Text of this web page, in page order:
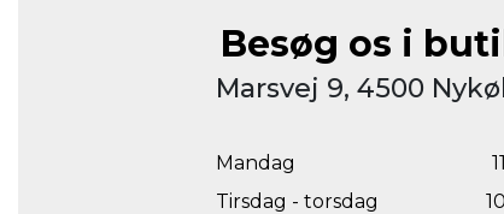
Besøg os i
Marsvej 9, 4500
Mandag
Tirsdag - torsdag